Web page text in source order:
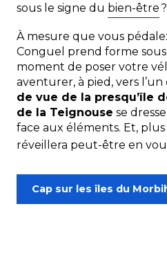
sous le signe du bien-être?
À mesure que vous
Conguel prend forme sous
moment de poser votre
aventurer, à pied, vers
de vue de la presqu’île
de la Teignouse se
face aux éléments. Et, plus
réveillera peut-être en
Cap sur les îles du